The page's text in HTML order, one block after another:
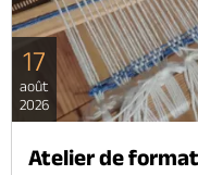
17
août
2026
Atelier de